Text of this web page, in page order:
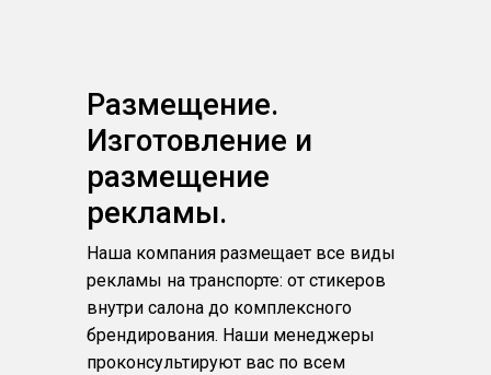
Размещение.
Изготовление и
размещение
рекламы.
Наша компания размещает все виды
рекламы на транспорте: от стикеров
внутри салона до комплексного
брендирования. Наши менеджеры
проконсультируют вас по всем